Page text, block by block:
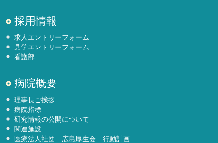
採用情報
求人エントリーフォーム
見学エントリーフォーム
看護部
病院概要
理事長ご挨拶
病院指標
研究情報の公開について
関連施設
医療法人社団 広島厚生会 行動計画